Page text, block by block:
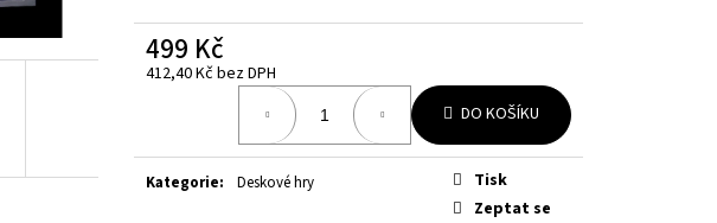
499 Kč
412,40 Kč bez DPH
DO KOŠÍKU
Kategorie: Deskové hry
Tisk
Zeptat se
149 Kč